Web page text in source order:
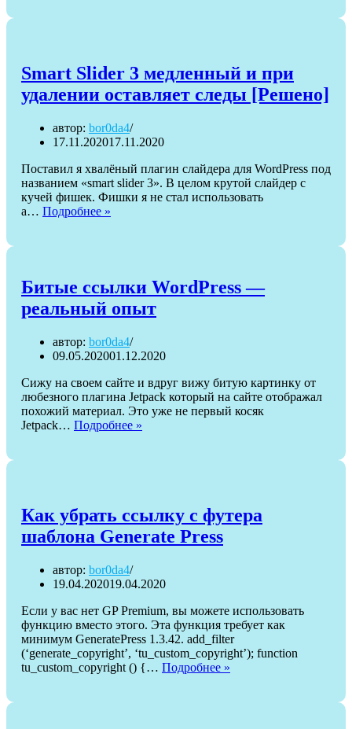
Smart Slider 3 медленный и при
удалении оставляет следы [Решено]
автор: bor0da4
17.11.202017.11.2020
Поставил я хвалёный плагин слайдера для WordPress под
названием «smart slider 3». В целом крутой слайдер с
кучей фишек. Фишки я не стал использовать
а… Подробнее »
удалении
оставляет
[Решено]
Битые ссылки WordPress —
реальный опыт
автор: bor0da4
09.05.202001.12.2020
Сижу на своем сайте и вдруг вижу битую картинку от
любезного плагина Jetpack который на сайте отображал
похожий материал. Это уже не первый косяк
Jetpack… Подробнее »
Как убрать ссылку с футера
шаблона Generate Press
автор: bor0da4
19.04.202019.04.2020
Если у вас нет GP Premium, вы можете использовать
функцию вместо этого. Эта функция требует как
минимум GeneratePress 1.3.42. add_filter
(‘generate_copyright’, ‘tu_custom_copyright’); function
tu_custom_copyright () {… Подробнее »